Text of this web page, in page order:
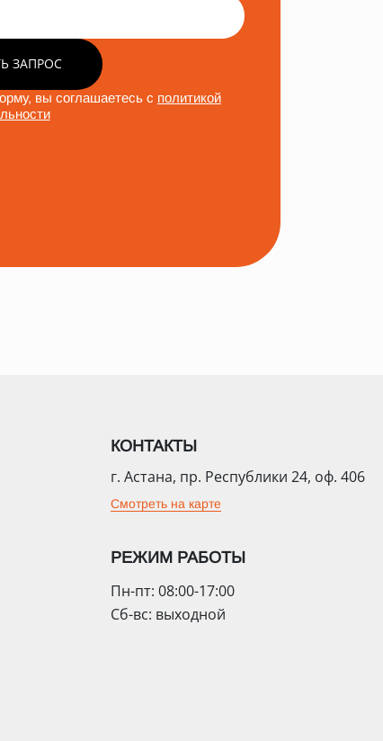
ЗАПРОС
вы соглашаетесь с политикой
КОНТАКТЫ
г. Астана, пр. Республики 24, оф. 406
Смотреть на карте
РЕЖИМ РАБОТЫ
Пн-пт: 08:00-17:00
Сб-вс: выходной